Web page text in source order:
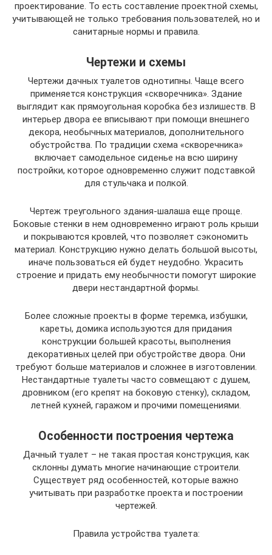
проектирование. То есть составление проектной схемы,
учитывающей не только требования пользователей, но и
санитарные нормы и правила.
Чертежи и схемы
Чертежи дачных туалетов однотипны. Чаще всего
применяется конструкция «скворечника». Здание
выглядит как прямоугольная коробка без излишеств. В
интерьер двора ее вписывают при помощи внешнего
декора, необычных материалов, дополнительного
обустройства. По традиции схема «скворечника»
включает самодельное сиденье на всю ширину
постройки, которое одновременно служит подставкой
для стульчака и полкой.
Чертеж треугольного здания-шалаша еще проще.
Боковые стенки в нем одновременно играют роль крыши
и покрываются кровлей, что позволяет сэкономить
материал. Конструкцию нужно делать большой высоты,
иначе пользоваться ей будет неудобно. Украсить
строение и придать ему необычности помогут широкие
двери нестандартной формы.
Более сложные проекты в форме теремка, избушки,
кареты, домика используются для придания
конструкции большей красоты, выполнения
декоративных целей при обустройстве двора. Они
требуют больше материалов и сложнее в изготовлении.
Нестандартные туалеты часто совмещают с душем,
дровником (его крепят на боковую стенку), складом,
летней кухней, гаражом и прочими помещениями.
Особенности построения чертежа
Дачный туалет – не такая простая конструкция, как
склонны думать многие начинающие строители.
Существует ряд особенностей, которые важно
учитывать при разработке проекта и построении
чертежей.
Правила устройства туалета: